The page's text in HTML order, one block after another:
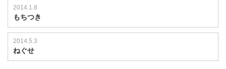
2014.1.8
もちつき
2014.5.3
ねぐせ